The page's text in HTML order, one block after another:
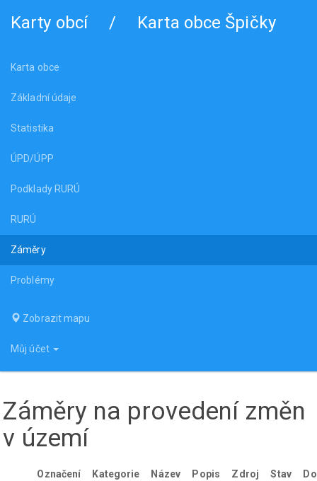
Karty obcí / Karta obce Špičky
Karta obce
Základní údaje
Statistika
ÚPD/ÚPP
Podklady RURÚ
RURÚ
Záměry
Problémy
Zobrazit mapu
Můj účet
Záměry na provedení změn
v území
Označení Kategorie Název Popis Zdroj Stav